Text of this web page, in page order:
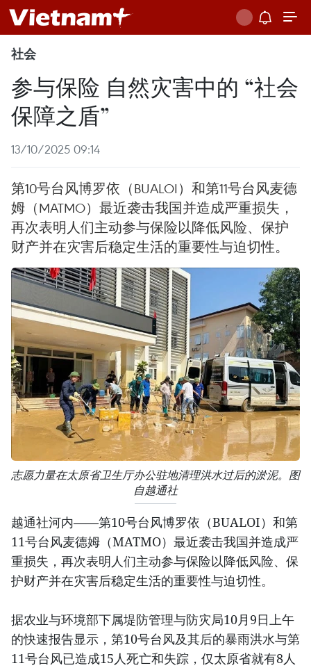
社会
参与保险 自然灾害中的 “社会
保障之盾”
13/10/2025 09:14
第10号台风博罗依（BUALOI）和第11号台风麦德
姆（MATMO）最近袭击我国并造成严重损失，
再次表明人们主动参与保险以降低风险、保护
财产并在灾害后稳定生活的重要性与迫切性。
志愿力量在太原省卫生厅办公驻地清理洪水过后的淤泥。图
自越通社
越通社河内——第10号台风博罗依（BUALOI）和第
11号台风麦德姆（MATMO）最近袭击我国并造成严
重损失，再次表明人们主动参与保险以降低风险、保
护财产并在灾害后稳定生活的重要性与迫切性。
据农业与环境部下属堤防管理与防灾局10月9日上午
的快速报告显示，第10号台风及其后的暴雨洪水与第
11号台风已造成15人死亡和失踪，仅太原省就有8人